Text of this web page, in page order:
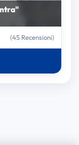
(45 Recensioni)